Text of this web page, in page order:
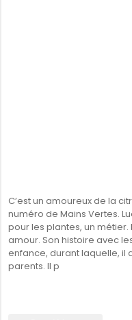
C’est un amoureux de la
numéro de Mains Vertes.
pour les plantes, un métier.
amour. Son histoire avec
enfance, durant laquelle, il
parents. Il p